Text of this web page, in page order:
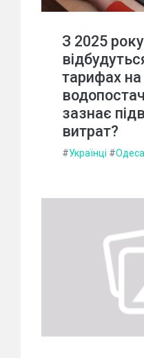
З 2025
тарифах на
зазнає
витрат?
#Українці #Одеса